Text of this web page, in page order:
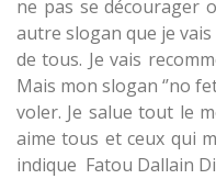
ne pas se décourager
autre slogan que je
de tous. Je vais
Mais mon slogan ‘’no
voler. Je salue tout le
aime tous et ceux qui
indique Fatou Dallain